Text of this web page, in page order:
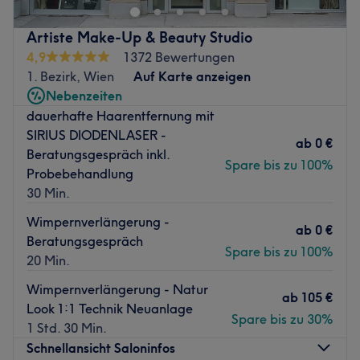
haustierfreundlich, kostenfreie Getränke, gut an die Öffis
angebunden.
Zurück zur Salonansicht
Präzision und absolute Wohlfühlatmosphäre verbindet.
Vergiss den stressigen Alltag und gönn deinen Händen
die Aufmerksamkeit, die sie verdienen.
Als deine Expertin für Maniküre, Pediküre und modernes
Nageldesign in 1010 Wien
arbeite ausschließlich mit den innovativen Premium-
Produkten vonCND(Shellac) und
garantiert deinen Nägeln langanhaltende Eleganz,
brillanten Glanz und schonende, gesunde Pflege.
Ob klassisch-elegant, trendige Gel-Nägel oder eine
entspannende Handpflege – sichere dir deine persönliche
Beauty-Auszeit.
Jetzt Termin vereinbaren bei Esther Beauty Nails im Get
Nächste öffentliche Verkehrsmittel:
U1 Stephansplatz
Artiste Make-Up & Beauty Studio
4,9
1372 Bewertungen
1. Bezirk, Wien
Auf Karte anzeigen
Nebenzeiten
dauerhafte Haarentfernung mit
SIRIUS DIODENLASER -
Beratungsgespräch inkl.
Probebehandlung
30 Min.
ab 0 €
Spare bis zu 100%
Wimpernverlängerung -
Beratungsgespräch
20 Min.
ab 0 €
Spare bis zu 100%
Wimpernverlängerung - Natur
Look 1:1 Technik Neuanlage
1 Std. 30 Min.
ab 105 €
Spare bis zu 30%
Schnellansicht Saloninfos